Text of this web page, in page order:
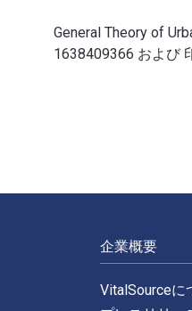
General Theory of
1638409366 および
企業概要
VitalSourceに